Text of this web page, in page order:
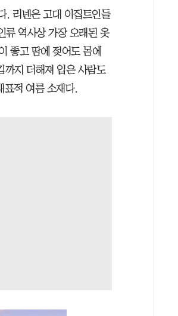
. 리넨은 고대 이집트인들
류 역사상 가장 오래된 옷
좋고 땀에 젖어도 몸에
까지 더해져 입은 사람도
표적 여름 소재다.